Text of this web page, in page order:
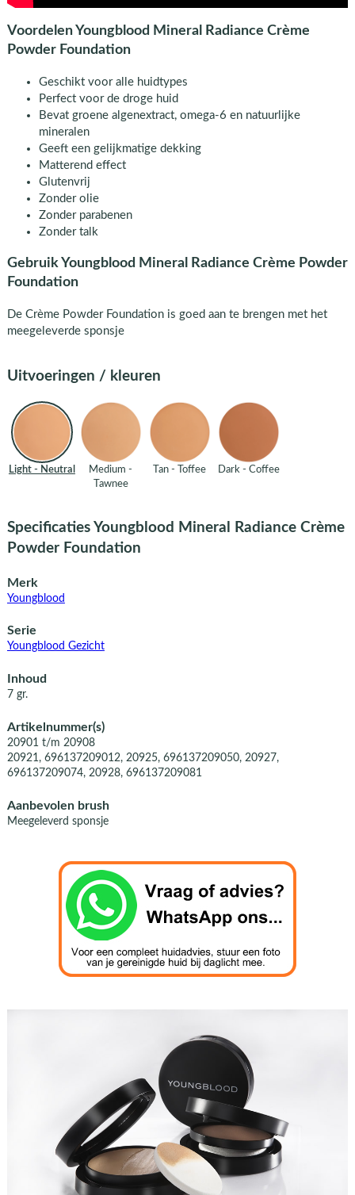
Voordelen Youngblood Mineral Radiance Crème
Powder Foundation
Geschikt voor alle huidtypes
Perfect voor de droge huid
Bevat groene algenextract, omega-6 en natuurlijke
mineralen
Geeft een gelijkmatige dekking
Matterend effect
Glutenvrij
Zonder olie
Zonder parabenen
Zonder talk
Gebruik Youngblood Mineral Radiance Crème Powder
Foundation
De Crème Powder Foundation is goed aan te brengen met het
meegeleverde sponsje
Uitvoeringen / kleuren
Light - Neutral
Medium -
Tawnee
Tan - Toffee Dark - Coffee
Specificaties Youngblood Mineral Radiance Crème
Powder Foundation
Merk
Youngblood
Serie
Youngblood Gezicht
Inhoud
7 gr.
Artikelnummer(s)
20901 t/m 20908
20921, 696137209012, 20925, 696137209050, 20927,
696137209074, 20928, 696137209081
Aanbevolen brush
Meegeleverd sponsje